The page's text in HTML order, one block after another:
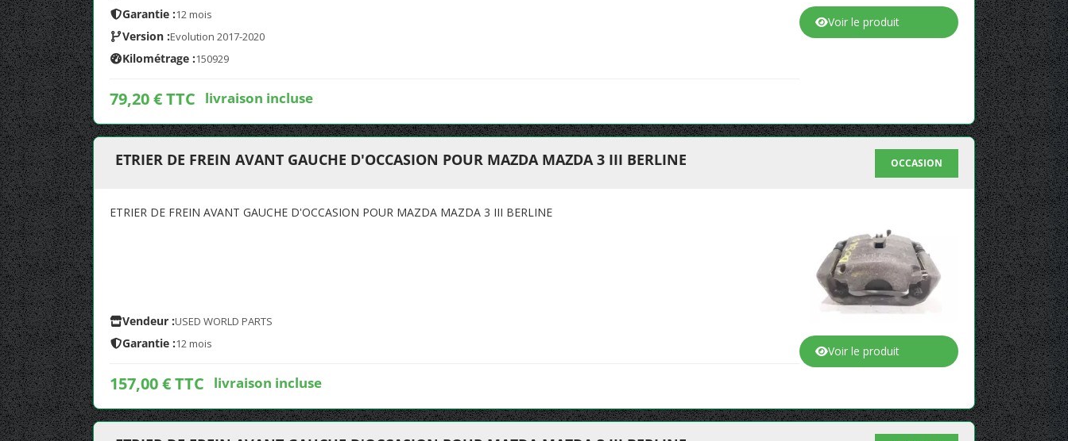
Garantie :12 mois
Version :Evolution 2017-2020
Kilométrage :150929
79,20 € TTC livraison incluse
Voir le produit
ETRIER DE FREIN AVANT GAUCHE D'OCCASION POUR MAZDA MAZDA 3 III BERLINE OCCASION
ETRIER DE FREIN AVANT GAUCHE D'OCCASION POUR MAZDA MAZDA 3 III BERLINE
Vendeur :USED WORLD PARTS
Garantie :12 mois
157,00 € TTC livraison incluse
Voir le produit